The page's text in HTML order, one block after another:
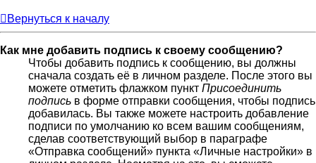
Вернуться к началу
Как мне добавить подпись к своему сообщению?
Чтобы добавить подпись к сообщению, вы должны
сначала создать её в личном разделе. После этого вы
можете отметить флажком пункт Присоединить
подпись в форме отправки сообщения, чтобы подпись
добавилась. Вы также можете настроить добавление
подписи по умолчанию ко всем вашим сообщениям,
сделав соответствующий выбор в параграфе
«Отправка сообщений» пункта «Личные настройки» в